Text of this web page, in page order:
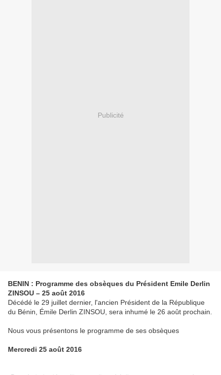
Publicité
BENIN : Programme des obsèques du Président Emile Derlin
ZINSOU – 25 août 2016
Décédé le 29 juillet dernier, l'ancien Président de la République
du Bénin, Émile Derlin ZINSOU, sera inhumé le 26 août prochain.
Nous vous présentons le programme de ses obsèques
Mercredi 25 août 2016